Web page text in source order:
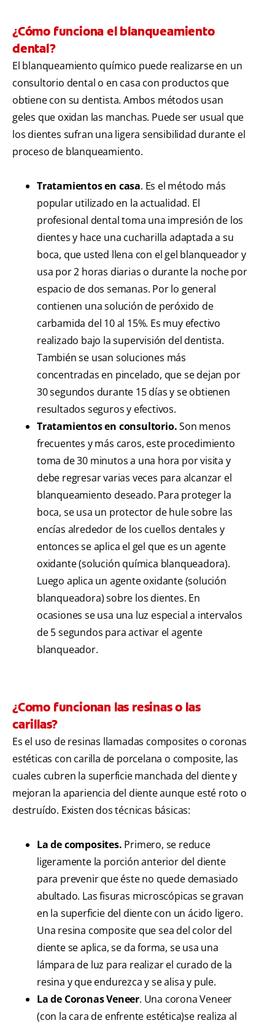
¿Cómo funciona el blanqueamiento
dental?
El blanqueamiento químico puede realizarse en un
consultorio dental o en casa con productos que
obtiene con su dentista. Ambos métodos usan
geles que oxidan las manchas. Puede ser usual que
los dientes sufran una ligera sensibilidad durante el
proceso de blanqueamiento.
Tratamientos en casa. Es el método más
popular utilizado en la actualidad. El
profesional dental toma una impresión de los
dientes y hace una cucharilla adaptada a su
boca, que usted llena con el gel blanqueador y
usa por 2 horas diarias o durante la noche por
espacio de dos semanas. Por lo general
contienen una solución de peróxido de
carbamida del 10 al 15%. Es muy efectivo
realizado bajo la supervisión del dentista.
También se usan soluciones más
concentradas en pincelado, que se dejan por
30 segundos durante 15 días y se obtienen
resultados seguros y efectivos.
Tratamientos en consultorio.Son menos
frecuentes y más caros, este procedimiento
toma de 30 minutos a una hora por visita y
debe regresar varias veces para alcanzar el
blanqueamiento deseado. Para proteger la
boca, se usa un protector de hule sobre las
encías alrededor de los cuellos dentales y
entonces se aplica el gel que es un agente
oxidante (solución química blanqueadora).
Luego aplica un agente oxidante (solución
blanqueadora) sobre los dientes. En
ocasiones se usa una luz especial a intervalos
de 5 segundos para activar el agente
blanqueador.
¿Como funcionan las resinas o las
carillas?
Es el uso de resinas llamadas composites o coronas
estéticas con carilla de porcelana o composite, las
cuales cubren la superficie manchada del diente y
mejoran la apariencia del diente aunque esté roto o
destruído. Existen dos técnicas básicas:
La de composites. Primero, se reduce
ligeramente la porción anterior del diente
para prevenir que éste no quede demasiado
abultado. Las fisuras microscópicas se gravan
en la superficie del diente con un ácido ligero.
Una resina composite que sea del color del
diente se aplica, se da forma, se usa una
lámpara de luz para realizar el curado de la
resina y que endurezca y se alisa y pule.
La de Coronas Veneer. Una corona Veneer
(con la cara de enfrente estética)se realiza al